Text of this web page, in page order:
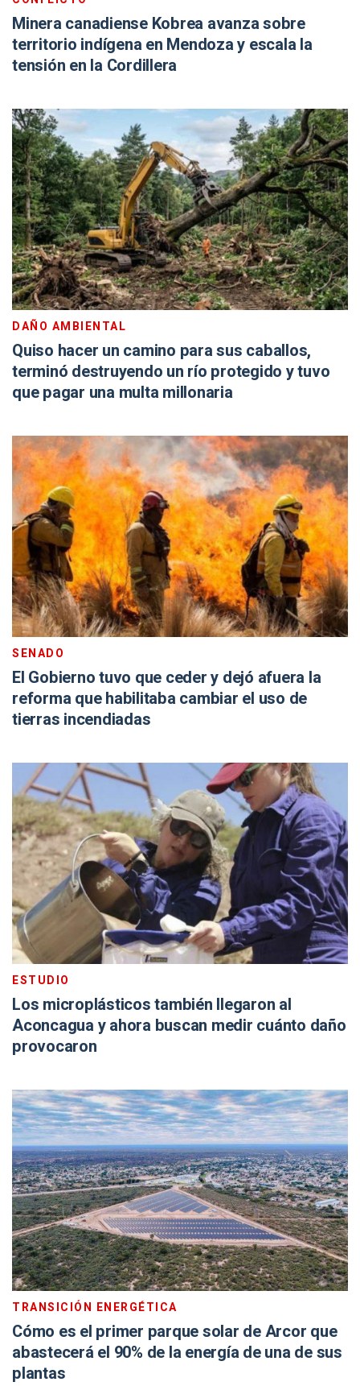
Minera canadiense Kobrea avanza sobre
territorio indígena en Mendoza y escala la
tensión en la Cordillera
DAÑO AMBIENTAL
Quiso hacer un camino para sus caballos,
terminó destruyendo un río protegido y tuvo
que pagar una multa millonaria
SENADO
El Gobierno tuvo que ceder y dejó afuera la
reforma que habilitaba cambiar el uso de
tierras incendiadas
ESTUDIO
Los microplásticos también llegaron al
Aconcagua y ahora buscan medir cuánto daño
provocaron
TRANSICIÓN ENERGÉTICA
Cómo es el primer parque solar de Arcor que
abastecerá el 90% de la energía de una de sus
plantas